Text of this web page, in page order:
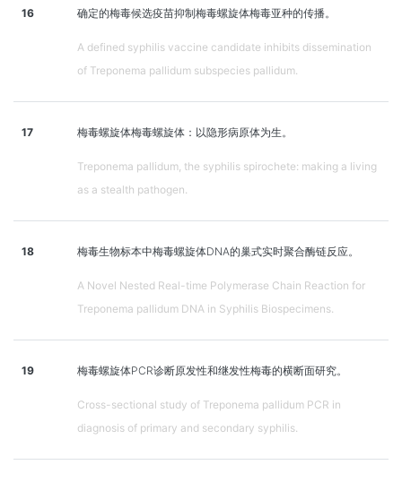
16 确定的梅毒候选疫苗抑制梅毒螺旋体梅毒亚种的传播。
A defined syphilis vaccine candidate inhibits dissemination
of Treponema pallidum subspecies pallidum.
17 梅毒螺旋体梅毒螺旋体：以隐形病原体为生。
Treponema pallidum, the syphilis spirochete: making a living
as a stealth pathogen.
18 梅毒生物标本中梅毒螺旋体DNA的巢式实时聚合酶链反应。
A Novel Nested Real-time Polymerase Chain Reaction for
Treponema pallidum DNA in Syphilis Biospecimens.
19 梅毒螺旋体PCR诊断原发性和继发性梅毒的横断面研究。
Cross-sectional study of Treponema pallidum PCR in
diagnosis of primary and secondary syphilis.